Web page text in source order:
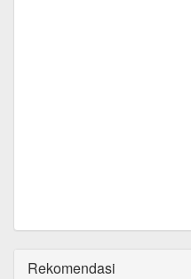
Rekomendasi